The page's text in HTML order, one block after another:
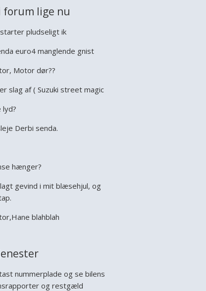
forum lige nu
pludseligt ik
euro4 manglende gnist
Motor dør??
slag af ( Suzuki street magic
lyd?
Derbi senda.
hænger?
gevind i mit blæsehjul, og
blahblah
nummerplade og se bilens
og restgæld